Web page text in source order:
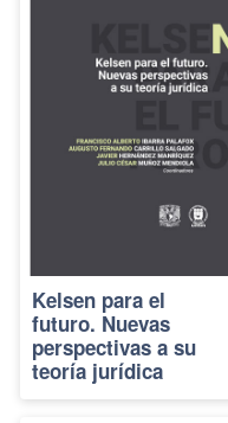
Kelsen para el
futuro. Nuevas
perspectivas a su
teoría jurídica